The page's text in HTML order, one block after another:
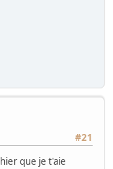
#21
que je t'aie